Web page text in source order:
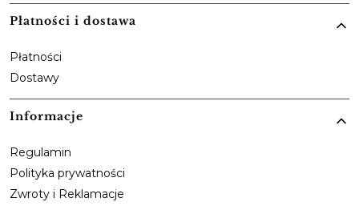
Płatności i dostawa
Płatności
Dostawy
Informacje
Regulamin
Polityka prywatności
Zwroty i Reklamacje